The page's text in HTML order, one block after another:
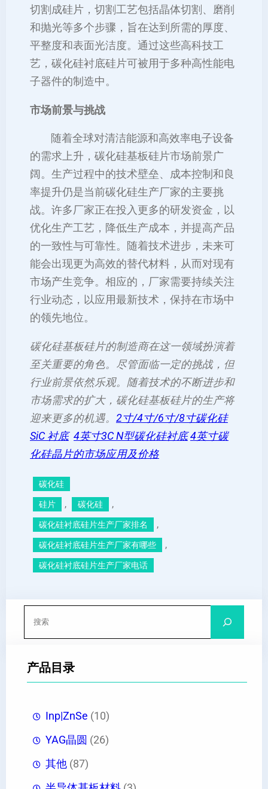
切割成硅片，切割工艺包括晶体切割、磨削
和抛光等多个步骤，旨在达到所需的厚度、
平整度和表面光洁度。通过这些高科技工
艺，碳化硅衬底硅片可被用于多种高性能电
子器件的制造中。
市场前景与挑战
随着全球对清洁能源和高效率电子设备
的需求上升，碳化硅基板硅片市场前景广
阔。生产过程中的技术壁垒、成本控制和良
率提升仍是当前碳化硅生产厂家的主要挑
战。许多厂家正在投入更多的研发资金，以
优化生产工艺，降低生产成本，并提高产品
的一致性与可靠性。随着技术进步，未来可
能会出现更为高效的替代材料，从而对现有
市场产生竞争。相应的，厂家需要持续关注
行业动态，以应用最新技术，保持在市场中
的领先地位。
碳化硅基板硅片的制造商在这一领域扮演着
至关重要的角色。尽管面临一定的挑战，但
行业前景依然乐观。随着技术的不断进步和
市场需求的扩大，碳化硅基板硅片的生产将
迎来更多的机遇。 2寸/4寸/6寸/8寸碳化硅
SiC 衬底 4英寸3C N型碳化硅衬底 4英寸碳
化硅晶片的市场应用及价格
碳化硅
硅片 , 碳化硅 ,
碳化硅衬底硅片生产厂家排名 ,
碳化硅衬底硅片生产厂家有哪些 ,
碳化硅衬底硅片生产厂家电话
产品目录
Inp|ZnSe (10)
YAG晶圆 (26)
其他 (87)